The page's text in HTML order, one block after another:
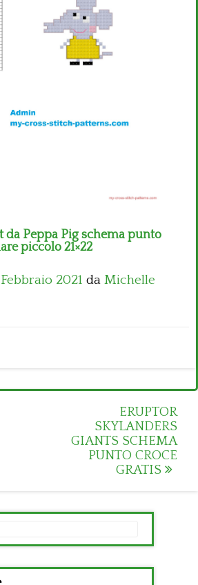
da Peppa Pig schema punto
piccolo 21×22
Febbraio 2021 da Michelle
ERUPTOR
SKYLANDERS
GIANTS SCHEMA
PUNTO CROCE
GRATIS